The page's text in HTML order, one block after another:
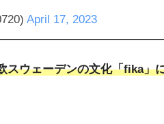
April 17, 2023
スウェーデンの文化「fika」